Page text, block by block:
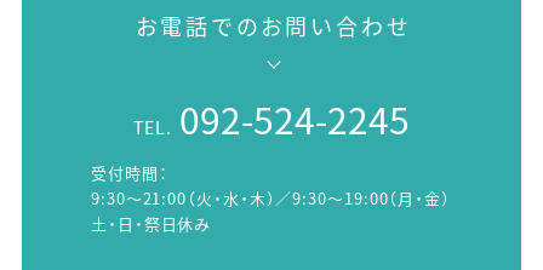
お電話でのお問い合わせ
TEL. 092-524-2245
受付時間：
9:30～21:00（火・水・木）／9:30～19:00（月・金）
土・日・祭日休み